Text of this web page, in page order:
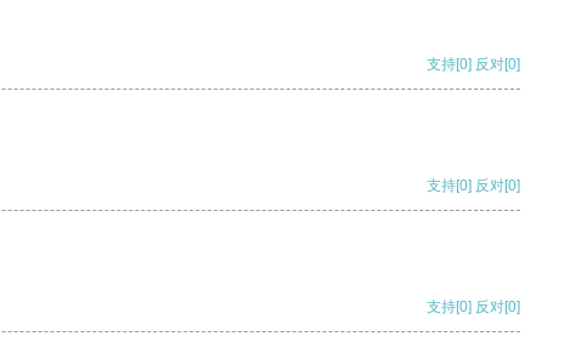
支持[0] 反对[0]
支持[0] 反对[0]
支持[0] 反对[0]